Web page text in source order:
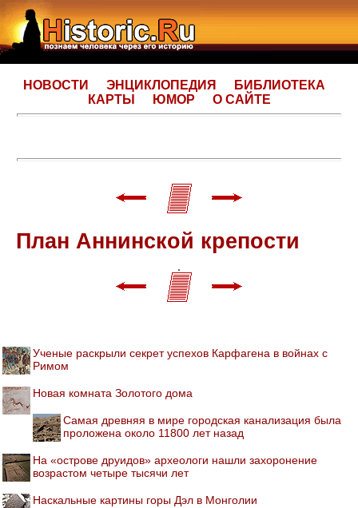
НОВОСТИ ЭНЦИКЛОПЕДИЯ
БИБЛИОТЕКА
КАРТЫ
ЮМОР О САЙТЕ
План Аннинской крепости
Ученые раскрыли секрет успехов Карфагена в войнах с
Римом
Новая комната Золотого дома
Самая древняя в мире городская канализация была
проложена около 11800 лет назад
На «острове друидов» археологи нашли захоронение
возрастом четыре тысячи лет
Наскальные картины горы Дэл в Монголии